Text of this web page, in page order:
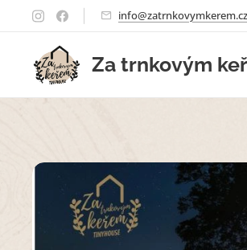
info@zatrnkovymkerem.cz
Za trnkovým